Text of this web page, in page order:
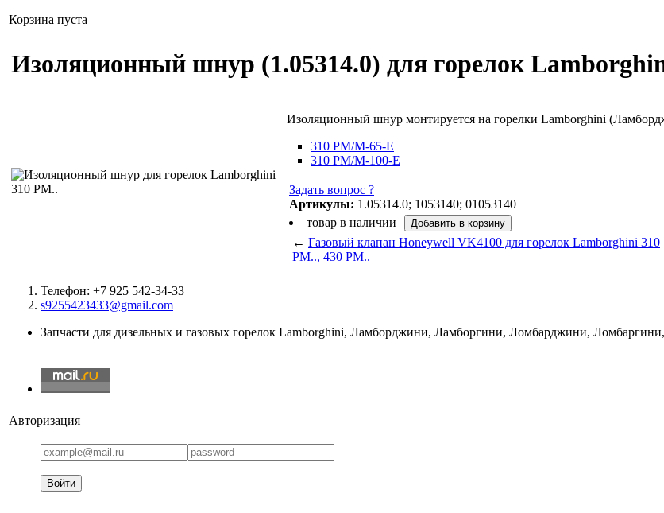
Корзина пуста
Изоляционный шнур (1.05314.0) для горелок
Изоляционный шнур монтируется на горелки Lamborghini
310 PM/M-65-E
310 PM/M-100-E
Задать вопрос ?
Артикулы: 1.05314.0; 1053140; 01053140
товар в наличии
← Газовый клапан Honeywell VK4100 для горелок Lamborghini 310
PM.., 430 PM..
Телефон: +7 925 542-34-33
s9255423433@gmail.com
Запчасти для дизельных и газовых горелок Lamborghini, Ламборджини, Ламборгини, Ломбарджини,
Авторизация